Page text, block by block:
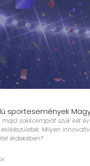
sportesemények
sakkolimpiát szűk két
Milyen
érdekében?